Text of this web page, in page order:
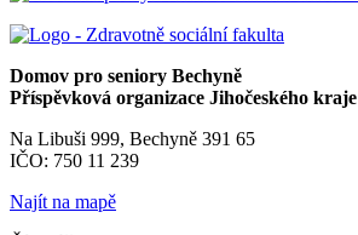
Domov pro seniory Bechyně
Příspěvková organizace Jihočeského kraje
Na Libuši 999, Bechyně 391 65
IČO: 750 11 239
Najít na mapě